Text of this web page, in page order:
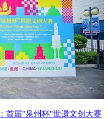
首届"泉州杯"世遗文创大赛